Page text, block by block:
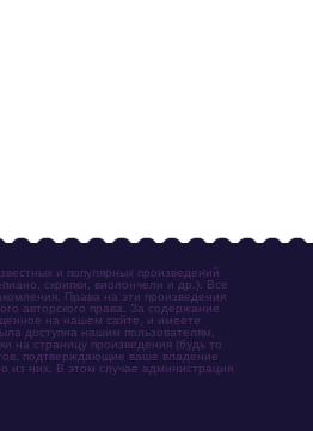
и популярных произведений
скрипки, виолончели и др.). Все
Права на эти произведения
авторского права. За содержание
на нашем сайте, и имеете
доступна нашим пользователям,
на страницу произведения (будь то
подтверждающие ваше владение
из них. В этом случае администрация